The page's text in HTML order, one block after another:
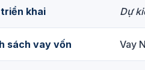
khai Dự
sách vay vốn Vay